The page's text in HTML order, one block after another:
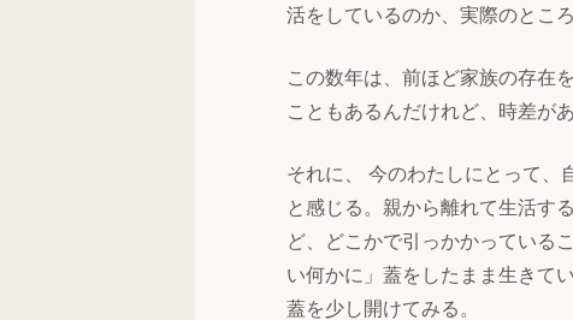
活をしているのか、実際のとこ
この数年は、前ほど家族の存在
こともあるんだけれど、時差が
それに、 今のわたしにとって、
と感じる。親から離れて生活す
ど、どこかで引っかかっている
い何かに」蓋をしたまま生きて
蓋を少し開けてみる。